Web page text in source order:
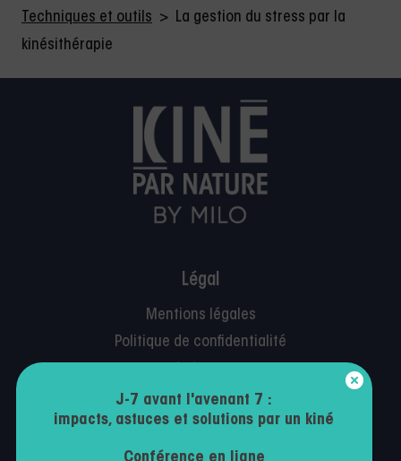
Techniques et outils > La gestion du stress par la
kinésithérapie
Légal
Mentions légales
Politique de confidentialité
Contactez-nous
J-7 avant l'avenant 7 :
impacts, astuces et solutions par un kiné